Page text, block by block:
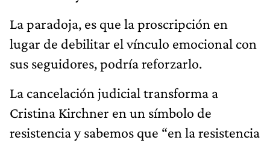
La paradoja, es que la proscripción en
lugar de debilitar el vínculo emocional con
sus seguidores, podría reforzarlo.
La cancelación judicial transforma a
Cristina Kirchner en un símbolo de
resistencia y sabemos que “en la resistencia